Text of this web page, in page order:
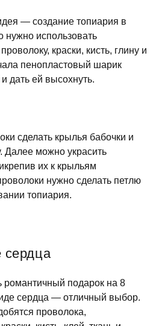
— создание топиария в
нужно использовать
краски, кисть, глину и
пенопластовый шарик
дать ей высохнуть.
сделать крылья бабочки и
Далее можно украсить
их к крыльям
нужно сделать петлю
топиария.
сердца
романтичный подарок на 8
сердца — отличный выбор.
проволока,